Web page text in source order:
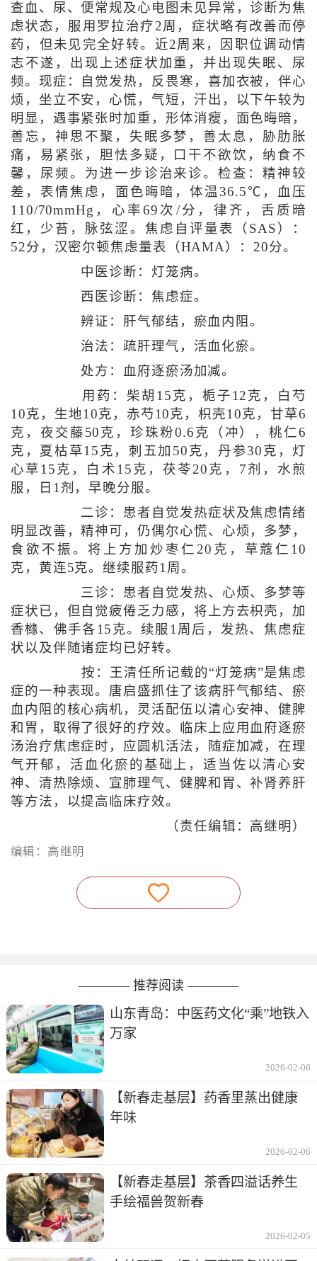
查血、尿、便常规及心电图未见异常，诊断为焦
虑状态，服用罗拉治疗2周，症状略有改善而停
药，但未见完全好转。近2周来，因职位调动情
志不遂，出现上述症状加重，并出现失眠、尿
频。现症：自觉发热，反畏寒，喜加衣被，伴心
烦，坐立不安，心慌，气短，汗出，以下午较为
明显，遇事紧张时加重，形体消瘦，面色晦暗，
善忘，神思不聚，失眠多梦，善太息，胁肋胀
痛，易紧张，胆怯多疑，口干不欲饮，纳食不
馨，尿频。为进一步诊治来诊。检查：精神较
差，表情焦虑，面色晦暗，体温36.5℃，血压
110/70mmHg，心率69次/分，律齐，舌质暗
红，少苔，脉弦涩。焦虑自评量表（SAS）：
52分，汉密尔顿焦虑量表（HAMA）：20分。
中医诊断：灯笼病。
西医诊断：焦虑症。
辨证：肝气郁结，瘀血内阻。
治法：疏肝理气，活血化瘀。
处方：血府逐瘀汤加减。
用药：柴胡15克，栀子12克，白芍
10克，生地10克，赤芍10克，枳壳10克，甘草6
克，夜交藤50克，珍珠粉0.6克（冲），桃仁6
克，夏枯草15克，刺五加50克，丹参30克，灯
心草15克，白术15克，茯苓20克，7剂，水煎
服，日1剂，早晚分服。
二诊：患者自觉发热症状及焦虑情绪
明显改善，精神可，仍偶尔心慌、心烦，多梦，
食欲不振。将上方加炒枣仁20克，草蔻仁10
克，黄连5克。继续服药1周。
三诊：患者自觉发热、心烦、多梦等
症状已，但自觉疲倦乏力感，将上方去枳壳，加
香橼、佛手各15克。续服1周后，发热、焦虑症
状以及伴随诸症均已好转。
按：王清任所记载的“灯笼病”是焦虑
症的一种表现。唐启盛抓住了该病肝气郁结、瘀
血内阻的核心病机，灵活配伍以清心安神、健脾
和胃，取得了很好的疗效。临床上应用血府逐瘀
汤治疗焦虑症时，应圆机活法，随症加减，在理
气开郁，活血化瘀的基础上，适当佐以清心安
神、清热除烦、宣肺理气、健脾和胃、补肾养肝
等方法，以提高临床疗效。
（责任编辑：高继明）
编辑：高继明
———— 推荐阅读 ————
山东青岛：中医药文化“乘”地铁入
万家
2026-02-06
【新春走基层】药香里蒸出健康
年味
2026-02-06
【新春走基层】茶香四溢话养生
手绘福兽贺新春
2026-02-05